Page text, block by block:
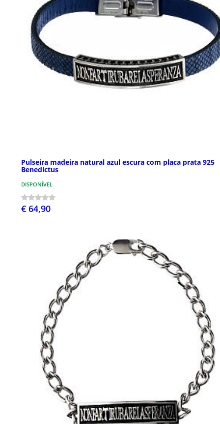
Pulseira madeira natural azul escura com placa prata 925
Benedictus
DISPONÍVEL
€ 64,90